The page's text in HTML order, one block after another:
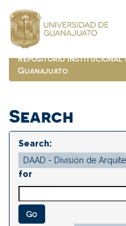
navigation
Repositorio Institucional
Guanajuato
Search
Search:
for